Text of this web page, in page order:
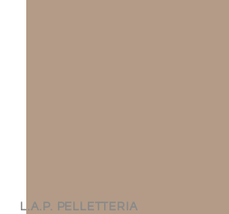
L.A.P. PELLETTERIA